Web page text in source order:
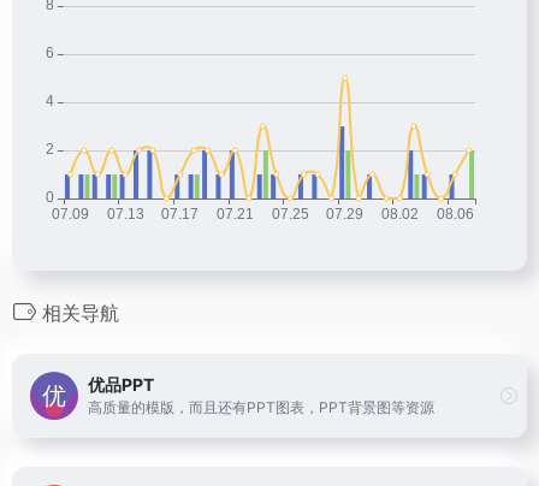
相关导航
优品PPT
高质量的模版，而且还有PPT图表，PPT背景图等资源